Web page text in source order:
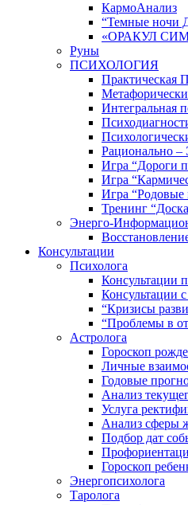
КармоАнализ
“Темные
«ОРАКУЛ
Руны
ПСИХОЛОГИЯ
Практическая
Интегральная
Рационально –
Игра “Дороги
Игра
Игра “Родовые
Тренинг
Энерго-
Консультации
Психолога
Консультации
Консультации
“Кризисы
“Проблемы в
Астролога
Гороскоп
Личные
Годовые
Анализ
Услуга
Анализ сферы
Подбор дат
Гороскоп
Энергопсихолога
Таролога